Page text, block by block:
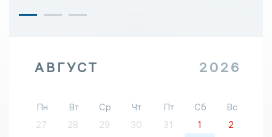
АВГУСТ 2026
Пн Вт Ср Чт Пт Сб
Вс
27
28 29 30 31 1
2